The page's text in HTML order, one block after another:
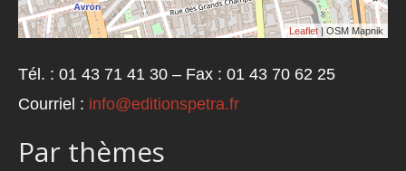
Leaflet | OSM Mapnik
Tél. : 01 43 71 41 30 – Fax : 01 43 70 62 25
Courriel : info@editionspetra.fr
Par thèmes